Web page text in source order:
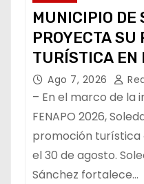
MUNICIPIO DE
PROYECTA SU
TURÍSTICA EN
NACIONAL
Ago 7, 2026
– En el marco de la
FENAPO 2026,
promoción
el 30 de agosto.
Sánchez fortalece…